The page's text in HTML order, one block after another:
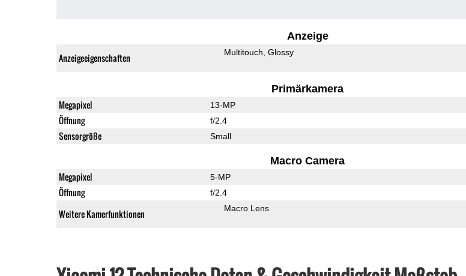
Anzeige
Anzeigeeigenschaften Multitouch Glossy
Primärkamera
Megapixel 13-MP
Öffnung f/2.4
Sensorgröße Small
Macro Camera
Megapixel 5-MP
Öffnung f/2.4
Weitere Kamerfunktionen Macro Lens